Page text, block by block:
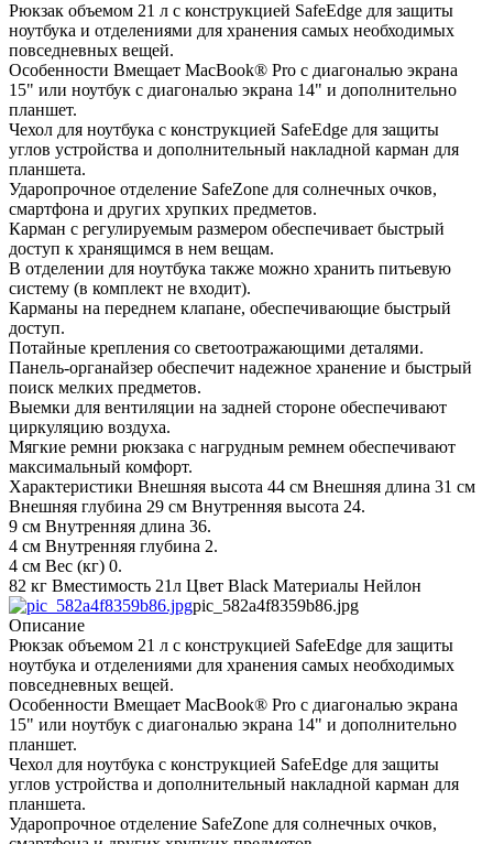
Рюкзак объемом 21 л с конструкцией SafeEdge для защиты
ноутбука и отделениями для хранения самых необходимых
повседневных вещей.
Особенности Вмещает MacBook® Pro с диагональю экрана
15" или ноутбук с диагональю экрана 14" и дополнительно
планшет.
Чехол для ноутбука с конструкцией SafeEdge для защиты
углов устройства и дополнительный накладной карман для
планшета.
Ударопрочное отделение SafeZone для солнечных очков,
смартфона и других хрупких предметов.
Карман с регулируемым размером обеспечивает быстрый
доступ к хранящимся в нем вещам.
В отделении для ноутбука также можно хранить питьевую
систему (в комплект не входит).
Карманы на переднем клапане, обеспечивающие быстрый
доступ.
Потайные крепления со светоотражающими деталями.
Панель-органайзер обеспечит надежное хранение и быстрый
поиск мелких предметов.
Выемки для вентиляции на задней стороне обеспечивают
циркуляцию воздуха.
Мягкие ремни рюкзака с нагрудным ремнем обеспечивают
максимальный комфорт.
Характеристики Внешняя высота 44 см Внешняя длина 31 см
Внешняя глубина 29 см Внутренняя высота 24.
9 см Внутренняя длина 36.
4 см Внутренняя глубина 2.
4 см Вес (кг) 0.
82 кг Вместимость 21л Цвет Black Материалы Нейлон
pic_582a4f8359b86.jpg
Описание
Рюкзак объемом 21 л с конструкцией SafeEdge для защиты
ноутбука и отделениями для хранения самых необходимых
повседневных вещей.
Особенности Вмещает MacBook® Pro с диагональю экрана
15" или ноутбук с диагональю экрана 14" и дополнительно
планшет.
Чехол для ноутбука с конструкцией SafeEdge для защиты
углов устройства и дополнительный накладной карман для
планшета.
Ударопрочное отделение SafeZone для солнечных очков,